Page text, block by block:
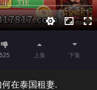
525 上集 下集
在泰国租妻.